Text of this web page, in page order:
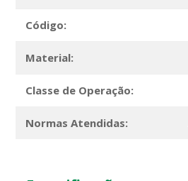
Código:
Material:
Classe de Operação:
Normas Atendidas: